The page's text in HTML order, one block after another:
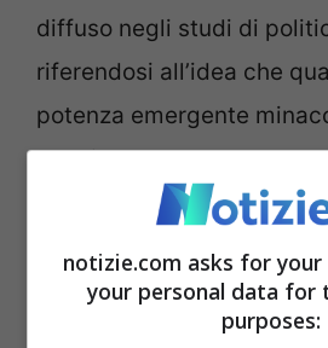
diffuso negli studi di
riferendosi all’idea che
potenza emergente
soppiantare una potenza
risultato è spesso la guerra.
parti, mentre il confronto
ha affermato Xi
notizie.com asks for
your personal data for
purposes: